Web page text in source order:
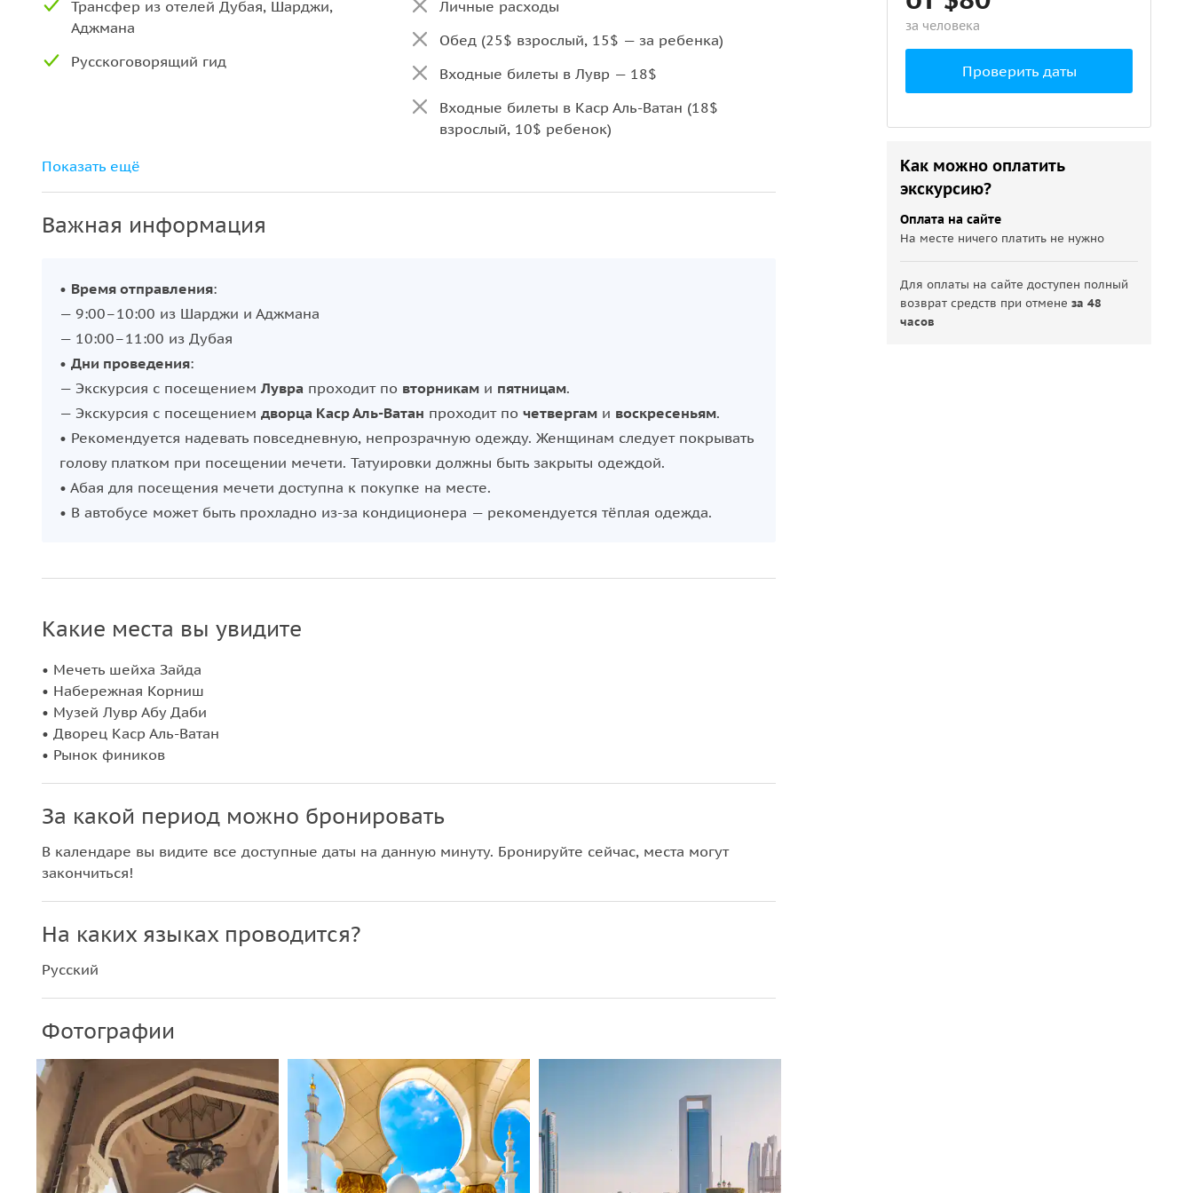
Трансфер из отелей Дубая, Шарджи,
Аджмана
Русскоговорящий гид
Личные расходы
Обед (25$ взрослый, 15$ — за ребенка)
Входные билеты в Лувр — 18$
Входные билеты в Каср Аль-Ватан (18$
взрослый, 10$ ребенок)
Показать ещё
Важная информация
• Время отправления:
— 9:00–10:00 из Шарджи и Аджмана
— 10:00–11:00 из Дубая
• Дни проведения:
— Экскурсия с посещениемЛувра проходит по вторникам и пятницам.
— Экскурсия с посещением дворца Каср Аль-Ватан проходит по четвергам и воскресеньям.
• Рекомендуется надевать повседневную, непрозрачную одежду. Женщинам следует покрывать
голову платком при посещении мечети. Татуировки должны быть закрыты одеждой.
• Абая для посещения мечети доступна к покупке на месте.
• В автобусе может быть прохладно из-за кондиционера — рекомендуется тёплая одежда.
Какие места вы увидите
• Мечеть шейха Зайда
• Набережная Корниш
• Музей Лувр Абу Даби
• Дворец Каср Аль-Ватан
• Рынок фиников
За какой период можно бронировать
В календаре вы видите все доступные даты на данную минуту. Бронируйте сейчас, места могут
закончиться!
На каких языках проводится?
Русский
Фотографии
за человека
Проверить даты
Как можно оплатить
экскурсию?
Оплата на сайте
На месте ничего платить не нужно
Для оплаты на сайте доступен полный
возврат средств при отменеза 48
часов